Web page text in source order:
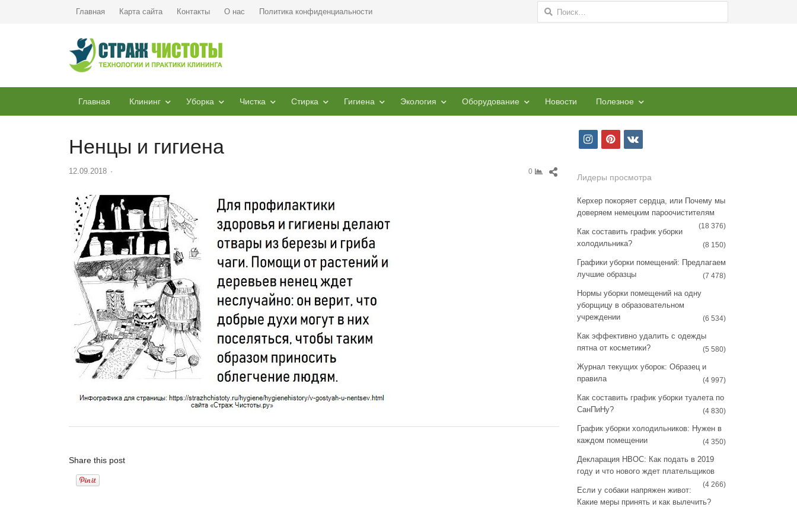
Главная Карта сайта Контакты О нас Политика конфиденциальности Найти:
Главная Клининг Уборка Чистка Стирка Гигиена Экология Оборудование Новости Полезное
Ненцы и гигиена
12.09.2018 0
Share
Share this post
i
s
a
g
a
m
p
n
e
r
s
t
v
Лидеры просмотра
Керхер покоряет сердца, или Почему мы
доверяем немецким пароочистителям
(18 376)
Как составить график уборки
холодильника?
(8 150)
Графики уборки помещений: Предлагаем
лучшие образцы
(7 478)
Нормы уборки помещений на одну
уборщицу в образовательном
учреждении
(6 534)
Как эффективно удалить с одежды
пятна от косметики?
(5 580)
Журнал текущих уборок: Образец и
правила
(4 997)
Как составить график уборки туалета по
СанПиНу?
(4 830)
График уборки холодильников: Нужен в
каждом помещении
(4 350)
Декларация НВОС: Как подать в 2019
году и что нового ждет плательщиков
(4 266)
Если у собаки напряжен живот:
Какие меры принять и как вылечить?